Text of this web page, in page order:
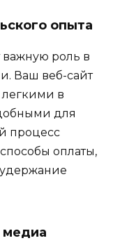
опыта
важную роль в
Ваш веб-сайт
в
для
процесс
оплаты,
медиа